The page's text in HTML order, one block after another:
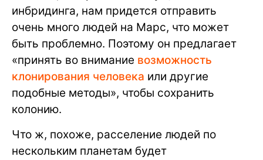
инбридинга, нам придется отправить
очень много людей на Марс, что может
быть проблемно. Поэтому он предлагает
«принять во внимание возможность
клонирования человека или другие
подобные методы», чтобы сохранить
колонию.
Что ж, похоже, расселение людей по
нескольким планетам будет